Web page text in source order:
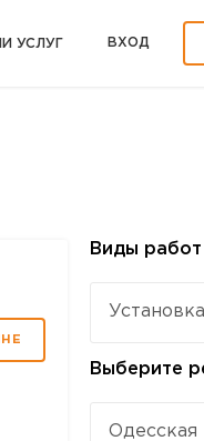
УСЛУГ ВХOД
Виды работ
Выберите
Одесская